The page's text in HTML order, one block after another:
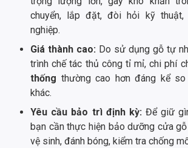
chuyển, lắp đặt, đòi hỏi kỹ thuật,
nghiệp.
Giá thành cao: Do sử dụng gỗ tự
trình chế tác thủ công tỉ mỉ, chi phí
thống thường cao hơn đáng kể
khác.
Yêu cầu bảo trì định kỳ:Để giữ
bạn cần thực hiện bảo dưỡng cửa
vệ sinh, đánh bóng, kiểm tra chống